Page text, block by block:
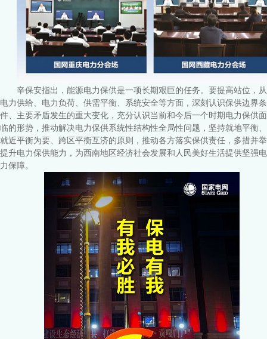
辛保安指出，能源电力保供是一项长期艰巨的任务。要提高站位，从
电力供给、电力负荷、供需平衡、系统安全等方面，深刻认识保供边界条
件、主要矛盾发生的重大变化，充分认识当前和今后一个时期电力保供面
临的形势，推动解决电力保供系统性结构性全局性问题，坚持就地平衡、
就近平衡为要、跨区平衡互济的原则，推动各方落实保供责任，多措并举
提升电力保供能力，为西南地区经济社会发展和人民美好生活提供坚强电
力保障。